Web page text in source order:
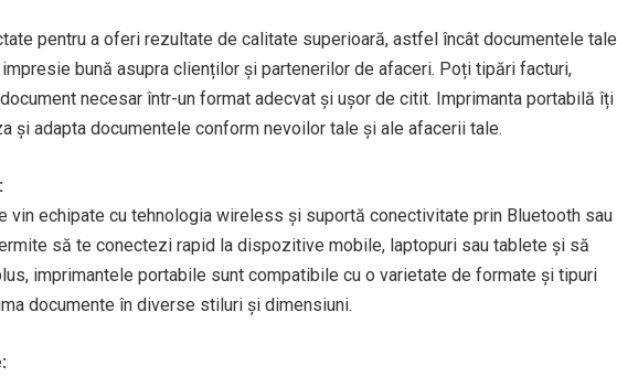
pentru a oferi rezultate de calitate superioară, astfel încât documentele tale
bună asupra clienților și partenerilor de afaceri. Poți tipări facturi,
necesar într-un format adecvat și ușor de citit. Imprimanta portabilă îți
și adapta documentele conform nevoilor tale și ale afacerii tale.
vin echipate cu tehnologia wireless și suportă conectivitate prin Bluetooth sau
să te conectezi rapid la dispozitive mobile, laptopuri sau tablete și să
imprimantele portabile sunt compatibile cu o varietate de formate și tipuri
documente în diverse stiluri și dimensiuni.